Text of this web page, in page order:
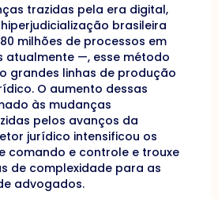
trazidas pela era digital,
brasileira
milhões de processos em
atualmente —, esse método
grandes linhas de produção
O aumento dessas
às mudanças
pelos avanços da
jurídico intensificou os
comando e controle e trouxe
de complexidade para as
advogados.